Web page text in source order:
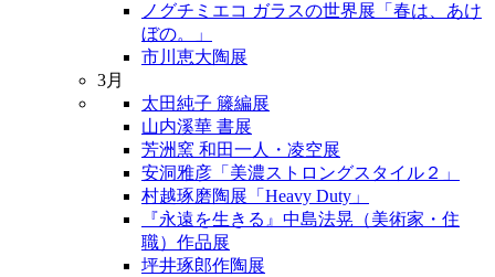
ノグチミエコ ガラスの世界展「春は、あけ
ぼの。」
市川恵大陶展
3月
太田純子 籐編展
山内溪華 書展
芳洲窯 和田一人・凌空展
安洞雅彦「美濃ストロングスタイル２」
村越琢磨陶展「Heavy Duty」
『永遠を生きる』中島法晃（美術家・住
職）作品展
坪井琢郎作陶展